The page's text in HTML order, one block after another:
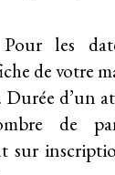
les
de votre
d’un
de
sur